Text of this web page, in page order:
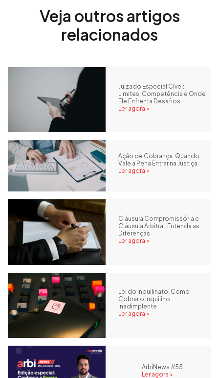
Veja outros artigos
relacionados
Juizado Especial Cível:
Limites, Competência e Onde
Ele Enfrenta Desafios
Ler agora >
Ação de Cobrança: Quando
Vale a Pena Entrar na Justiça
Ler agora >
Cláusula Compromissória e
Cláusula Arbitral: Entenda as
Diferenças
Ler agora >
Lei do Inquilinato: Como
Cobrar o Inquilino
Inadimplente
Ler agora >
ArbiNews #55
Ler agora >